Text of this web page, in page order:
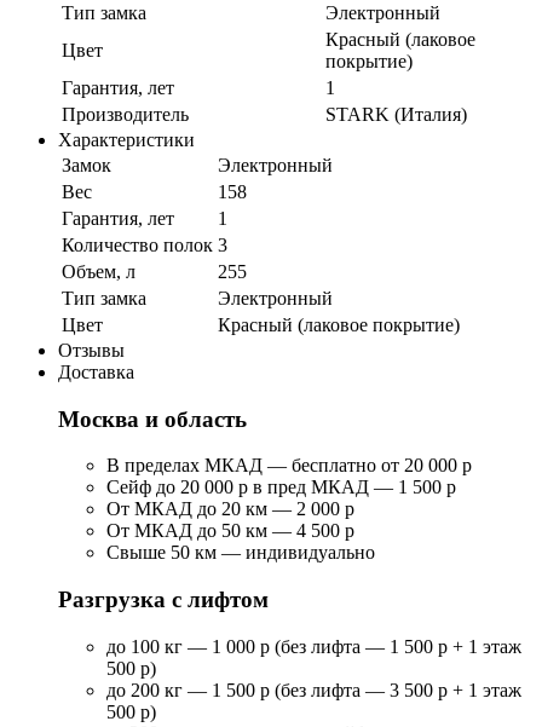
Тип замка
Электронный
Цвет
Красный (лаковое
покрытие)
Гарантия, лет
1
Производитель
STARK (Италия)
Характеристики
Замок
Электронный
Вес
158
Гарантия, лет
1
Количество полок 3
Объем, л
255
Тип замка
Электронный
Цвет
Красный (лаковое покрытие)
Отзывы
Доставка
Москва и область
В пределах МКАД — бесплатно от 20 000 р
Сейф до 20 000 р в пред МКАД — 1 500 р
От МКАД до 20 км — 2 000 р
От МКАД до 50 км — 4 500 р
Свыше 50 км — индивидуально
Разгрузка с лифтом
до 100 кг — 1 000 р (без лифта — 1 500 р + 1 этаж
500 р)
до 200 кг — 1 500 р (без лифта — 3 500 р + 1 этаж
500 р)